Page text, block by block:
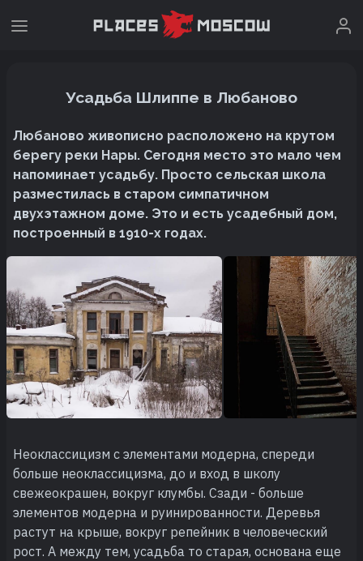
Усадьба Шлиппе в Любаново
Любаново живописно расположено на крутом
берегу реки Нары. Сегодня место это мало чем
напоминает усадьбу. Просто сельская школа
разместилась в старом симпатичном
двухэтажном доме. Это и есть усадебный дом,
построенный в 1910-х годах.
Неоклассицизм с элементами модерна, спереди
больше неоклассицизма, до и вход в школу
свежеокрашен, вокруг клумбы. Сзади - больше
элементов модерна и руинированности. Деревья
растут на крыше, вокруг репейник в человеческий
рост. А между тем, усадьба то старая, основана еще